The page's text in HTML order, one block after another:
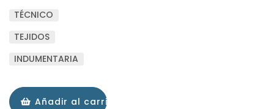
TÉCNICO
TEJIDOS
INDUMENTARIA
Añadir al carrito